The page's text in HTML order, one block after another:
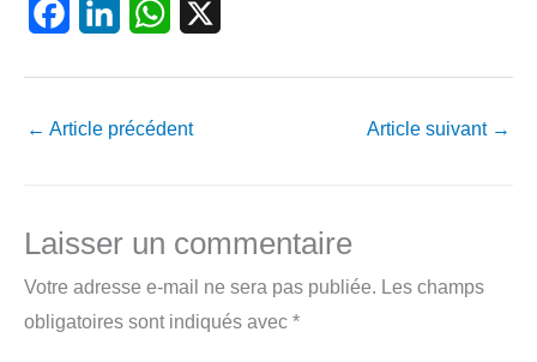
e
o
k
k
n
t
p
p
← Article précédent Article suivant →
Laisser un commentaire
Votre adresse e-mail ne sera pas publiée. Les champs
obligatoires sont indiqués avec *